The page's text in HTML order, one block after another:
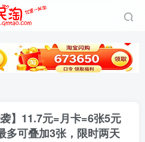
】11.7元=月卡=6张5元
多可叠加3张，限时两天